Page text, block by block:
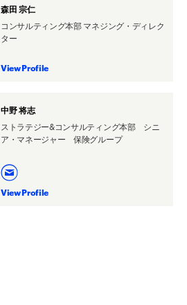
森田 宗仁
コンサルティング本部 マネジング・ディレク
ター
View Profile
中野 将志
ストラテジー&コンサルティング本部 シニ
ア・マネージャー 保険グループ
View Profile